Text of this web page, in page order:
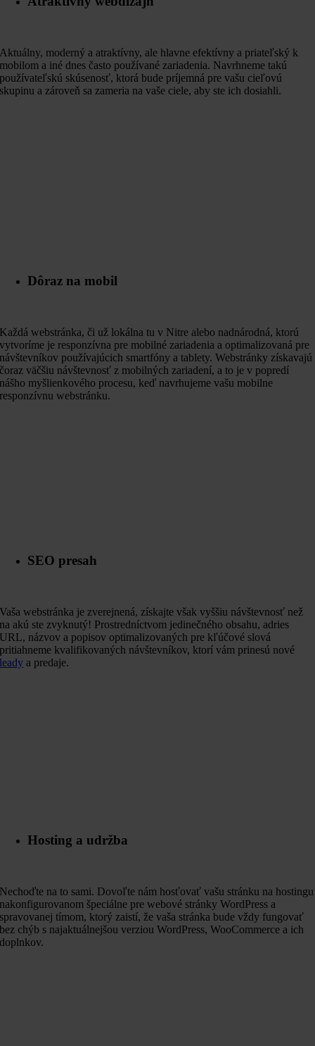
Aktuálny, moderný a atraktívny, ale hlavne efektívny a priateľský k
mobilom a iné dnes často používané zariadenia. Navrhneme takú
používateľskú skúsenosť, ktorá bude príjemná pre vašu cieľovú
skupinu a zároveň sa zameria na vaše ciele, aby ste ich dosiahli.
Dôraz na mobil
Každá webstránka, či už lokálna tu v Nitre alebo nadnárodná, ktorú
vytvoríme je responzívna pre mobilné zariadenia a optimalizovaná pre
návštevníkov používajúcich smartfóny a tablety. Webstránky získavajú
čoraz väčšiu návštevnosť z mobilných zariadení, a to je v popredí
nášho myšlienkového procesu, keď navrhujeme vašu mobilne
responzívnu webstránku.
SEO presah
Vaša webstránka je zverejnená, získajte však vyššiu návštevnosť než
na akú ste zvyknutý! Prostredníctvom jedinečného obsahu, adries
URL, názvov a popisov optimalizovaných pre kľúčové slová
pritiahneme kvalifikovaných návštevníkov, ktorí vám prinesú nové
leady a predaje.
Hosting a udržba
Nechoďte na to sami. Dovoľte nám hosťovať vašu stránku na hostingu
nakonfigurovanom špeciálne pre webové stránky WordPress a
spravovanej tímom, ktorý zaistí, že vaša stránka bude vždy fungovať
bez chýb s najaktuálnejšou verziou WordPress, WooCommerce a ich
doplnkov.